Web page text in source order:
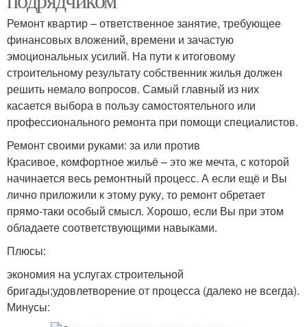
Ремонт квартир – ответственное занятие, требующее
финансовых вложений, времени и зачастую
эмоциональных усилий. На пути к итоговому
строительному результату собственник жилья должен
решить немало вопросов. Самый главный из них
касается выбора в пользу самостоятельного или
профессионального ремонта при помощи специалистов.
Ремонт своими руками: за или против
Красивое, комфортное жильё – это же мечта, с которой
начинается весь ремонтный процесс. А если ещё и Вы
лично приложили к этому руку, то ремонт обретает
прямо-таки особый смысл. Хорошо, если Вы при этом
обладаете соответствующими навыками.
Плюсы:
экономия на услугах строительной
бригады;удовлетворение от процесса (далеко не всегда).
Минусы: